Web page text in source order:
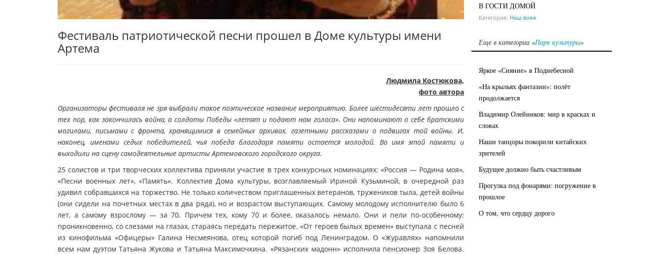
Фестиваль патриотической песни прошел в Доме культуры имени
Артема
Людмила Костюкова,
фото автора
Организаторы фестиваля не зря выбрали такое поэтическое название мероприятию. Более шестидесяти лет прошло с
тех пор, как закончилась война, а солдаты Победы «летят и подают нам голоса». Они напоминают о себе братскими
могилами, письмами с фронта, хранящимися в семейных архивах, газетными рассказами о подвигах той войны. И,
наконец, именами седых победителей, чья победа благодаря памяти остается молодой. Во имя этой памяти и
выходили на сцену самодеятельные артисты Артемовского городского округа.
25 солистов и три творческих коллектива приняли участие в трех конкурсных номинациях: «Россия — Родина моя»,
«Песни военных лет», «Память». Коллектив Дома культуры, возглавляемый Ириной Кузьминой, в очередной раз
удивил собравшихся на торжество. Не только количеством приглашенных ветеранов, тружеников тыла, детей войны
(они сидели на почетных местах в два ряда), но и возрастом выступающих. Самому молодому исполнителю было 6
лет, а самому взрослому — за 70. Причем тех, кому 70 и более, оказалось немало. Они и пели по-особенному:
проникновенно, со слезами на глазах, стараясь передать пережитое. «От героев былых времен» выступала с песней
из кинофильма «Офицеры» Галина Несмеянова, отец которой погиб под Ленинградом. О «Журавлях» напомнили
всем нам дуэтом Татьяна Жукова и Татьяна Максимочкина. «Рязанских мадонн» исполнила пенсионер Зоя Белова.
В ГОСТИ ДОМОЙ
Категория: Наш вояж
Еще в категории «Парк культуры»
Яркое «Сияние» в Поднебесной
«На крыльях фантазии»: полёт
продолжается
Владимир Олейников: мир в красках и
словах
Наши танцоры покорили китайских
зрителей
Будущее должно быть счастливым
Прогулка под фонарями: погружение в
прошлое
О том, что сердцу дорого